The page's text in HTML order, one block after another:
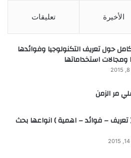
الأخيرة تعليقات
حول تعريف التكنولوجيا وفوائدها
ومجالات استخداماتها
مر الزمن
( تعريف – فوائد – اهمية ) انواعها بحث